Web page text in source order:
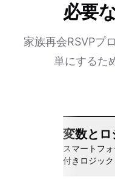
必要
家族再会RSVPプ
単にするた
変数とロ
スマートフ
付きロジック